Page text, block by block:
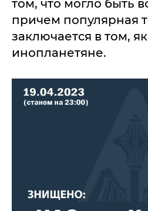
том, что могло быть
причем популярная
заключается в том,
инопланетяне.